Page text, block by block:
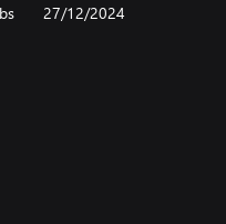
de las situaciones y
mejores equipos para
que encuentres en tu
27/12/2024